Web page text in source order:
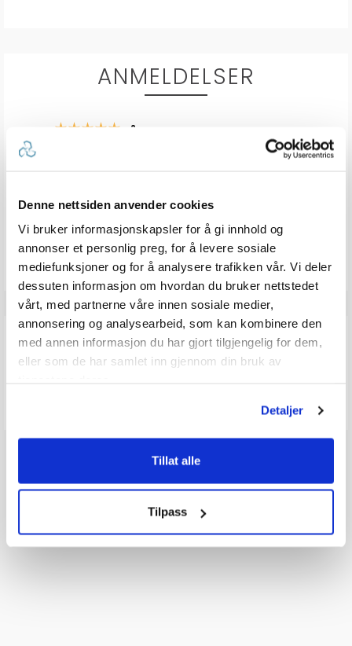
Denne nettsiden anvender cookies
Vi bruker informasjonskapsler for å gi innhold og
annonser et personlig preg, for å levere sosiale
mediefunksjoner og for å analysere trafikken vår. Vi deler
dessuten informasjon om hvordan du bruker nettstedet
vårt, med partnerne våre innen sosiale medier,
annonsering og analysearbeid, som kan kombinere den
med annen informasjon du har gjort tilgjengelig for dem,
eller som de har samlet inn gjennom din bruk av
Detaljer
Tillat alle
Tilpass
ANMELDELSER
Karakter: 5 av 5 mulige
2 4.7
Karakter:
Vær oppmerksom på at noen kunder gir en rating uten å skrive en
review, og at antallet ratings derfor vil være forskjellig fra antall
Q & A